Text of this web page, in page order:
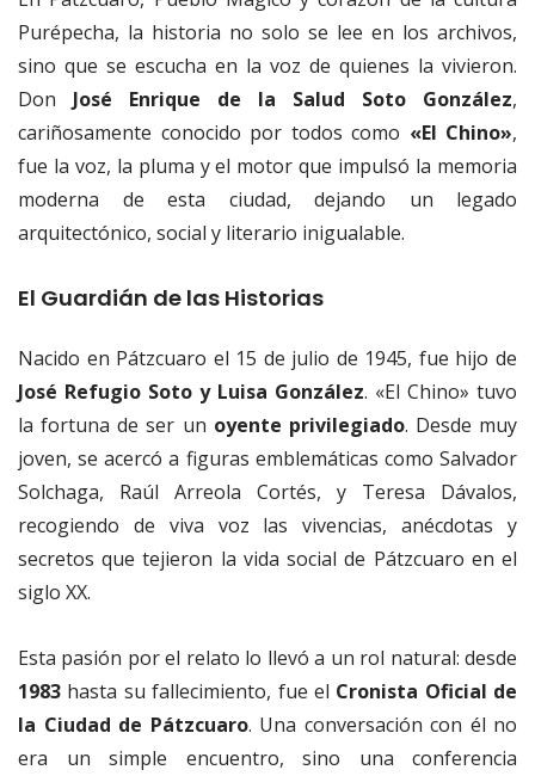
Purépecha, la historia no solo se lee en los archivos,
sino que se escucha en la voz de quienes la vivieron.
Don José Enrique de la Salud Soto González,
cariñosamente conocido por todos como «El Chino»,
fue la voz, la pluma y el motor que impulsó la memoria
moderna de esta ciudad, dejando un legado
arquitectónico, social y literario inigualable.
El Guardián de las Historias
Nacido en Pátzcuaro el 15 de julio de 1945, fue hijo de
José Refugio Soto y Luisa González. «El Chino» tuvo
la fortuna de ser un oyente privilegiado. Desde muy
joven, se acercó a figuras emblemáticas como Salvador
Solchaga, Raúl Arreola Cortés, y Teresa Dávalos,
recogiendo de viva voz las vivencias, anécdotas y
secretos que tejieron la vida social de Pátzcuaro en el
siglo XX.
Esta pasión por el relato lo llevó a un rol natural: desde
1983 hasta su fallecimiento, fue el Cronista Oficial de
la Ciudad de Pátzcuaro. Una conversación con él no
era un simple encuentro, sino una conferencia